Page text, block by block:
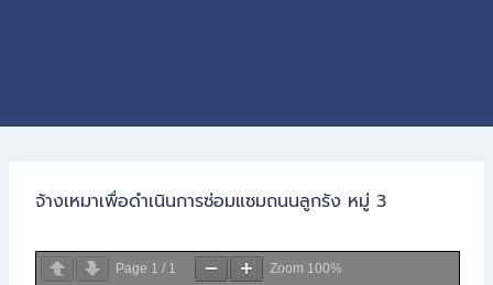
จ้างเหมาเพื่อดำเนินการซ่อมแซมถนนลูกรัง หมู่ 3
Page 1 / 1 Zoom 100%